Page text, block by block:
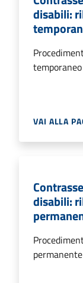
disabili:
temporaneo
VAI ALLA
disabili:
permanente